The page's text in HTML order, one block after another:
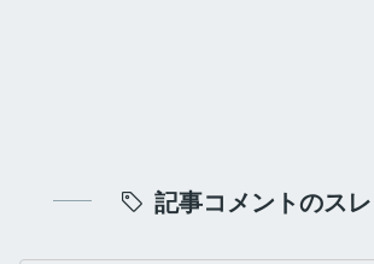
記事コメントのス